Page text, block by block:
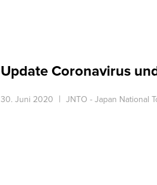
Update Coronavirus
30. Juni 2020 JNTO - Japan National